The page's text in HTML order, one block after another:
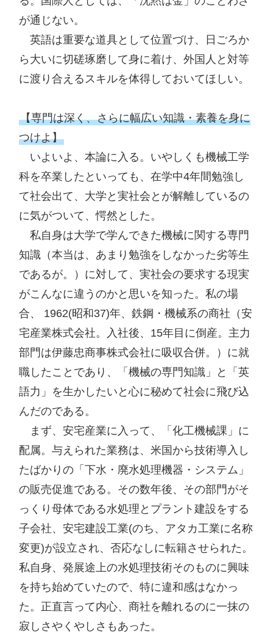
が通じない。
英語は重要な道具として位置づけ、日ごろか
ら大いに切磋琢磨して身に着け、外国人と対等
に渡り合えるスキルを体得しておいてほしい。
【専門は深く、さらに幅広い知識・素養を身に
つけよ】
いよいよ、本論に入る。いやしくも機械工学
科を卒業したといっても、在学中4年間勉強し
て社会出て、大学と実社会とが解離しているの
に気がついて、愕然とした。
私自身は大学で学んできた機械に関する専門
知識（本当は、あまり勉強をしなかった劣等生
であるが。）に対して、実社会の要求する現実
がこんなに違うのかと思いを知った。私の場
合、 1962(昭和37)年、鉄鋼・機械系の商社（安
宅産業株式会社。入社後、15年目に倒産。主力
部門は伊藤忠商事株式会社に吸収合併。）に就
職したことであり、「機械の専門知識」と「英
語力」を生かしたいと心に秘めて社会に飛び込
んだのである。
まず、安宅産業に入って、「化工機械課」に
配属。与えられた業務は、米国から技術導入し
たばかりの「下水・廃水処理機器・システム」
の販売促進である。その数年後、その部門がそ
っくり母体である水処理とプラント建設をする
子会社、安宅建設工業(のち、アタカ工業に名称
変更)が設立され、否応なしに転籍させられた。
私自身、発展途上の水処理技術そのものに興味
を持ち始めていたので、特に違和感はなかっ
た。正直言って内心、商社を離れるのに一抹の
寂しさやくやしさもあった。